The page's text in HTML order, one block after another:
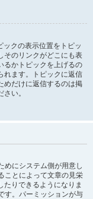
ックの表示位置をトピッ
そのリンクがどこにも表
るかトピックを上げるの
れます。トピックに返信
めだけに返信するのは掲
い。
めにシステム側が用意し
ことによって文章の見栄
たりできるようになりま
す。パーミッションが与